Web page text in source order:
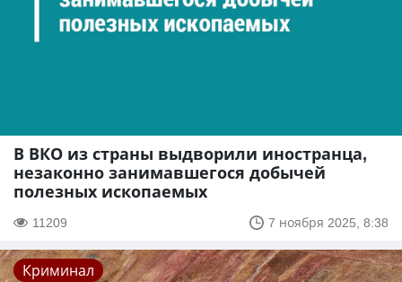
В ВКО из страны выдворили иностранца,
незаконно занимавшегося добычей
полезных ископаемых
11209 7 ноября 2025, 8:38
Криминал